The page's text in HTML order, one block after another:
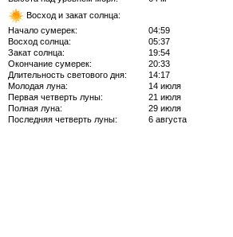
Восход и закат солнца:
Начало сумерек:
04:59
Восход солнца:
05:37
Закат солнца:
19:54
Окончание сумерек:
20:33
Длительность светового дня:
14:17
Молодая луна:
14 июля
Первая четверть луны:
21 июля
Полная луна:
29 июля
Последняя четверть луны:
6 августа